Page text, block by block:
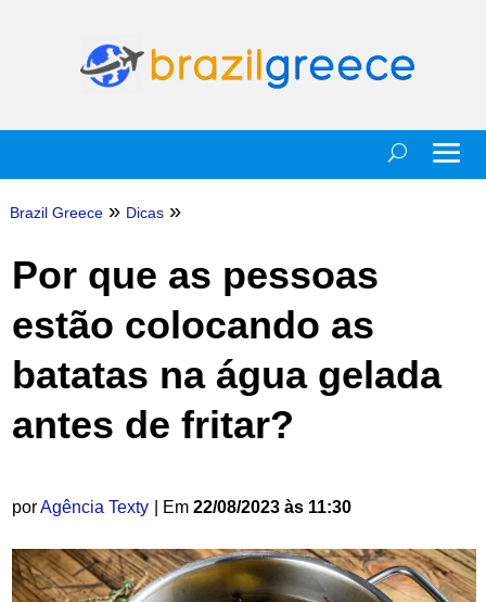
Brazil Greece » Dicas »
Por que as pessoas
estão colocando as
batatas na água gelada
antes de fritar?
porAgência Texty | Em 22/08/2023 às 11:30